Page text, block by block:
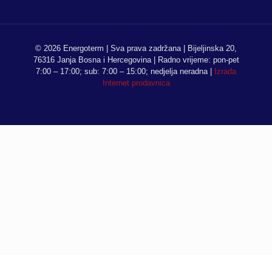
© 2026 Energoterm | Sva prava zadržana | Bijeljinska 20,
76316 Janja Bosna i Hercegovina | Radno vrijeme: pon-pet
7:00 – 17:00; sub: 7:00 – 15:00; nedjelja neradna |
Izrada
Internet prodavnica